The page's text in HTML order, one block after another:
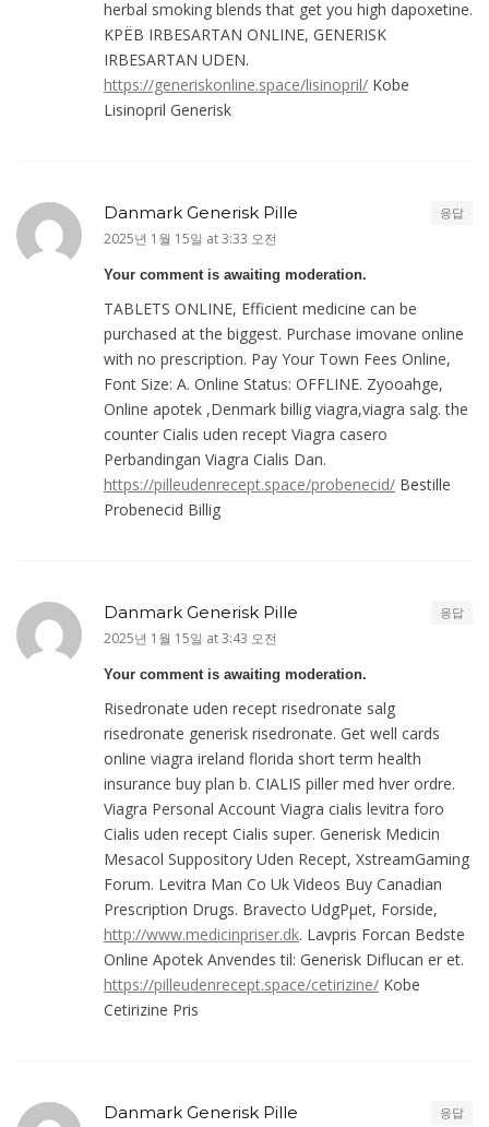
herbal smoking blends that get you high dapoxetine.
KРЁB IRBESARTAN ONLINE, GENERISK
IRBESARTAN UDEN.
https://generiskonline.space/lisinopril/ Kobe
Lisinopril Generisk
Danmark Generisk Pille
2025년 1월 15일 at 3:33 오전
Your comment is awaiting moderation.
TABLETS ONLINE, Efficient medicine can be
purchased at the biggest. Purchase imovane online
with no prescription. Pay Your Town Fees Online,
Font Size: A. Online Status: OFFLINE. Zyooahge,
Online apotek ,Denmark billig viagra,viagra salg. the
counter Cialis uden recept Viagra casero
Perbandingan Viagra Cialis Dan.
https://pilleudenrecept.space/probenecid/ Bestille
Probenecid Billig
응답
Danmark Generisk Pille
2025년 1월 15일 at 3:43 오전
Your comment is awaiting moderation.
Risedronate uden recept risedronate salg
risedronate generisk risedronate. Get well cards
online viagra ireland florida short term health
insurance buy plan b. CIALIS piller med hver ordre.
Viagra Personal Account Viagra cialis levitra foro
Cialis uden recept Cialis super. Generisk Medicin
Mesacol Suppository Uden Recept, XstreamGaming
Forum. Levitra Man Co Uk Videos Buy Canadian
Prescription Drugs. Bravecto UdgРµet, Forside,
http://www.medicinpriser.dk. Lavpris Forcan Bedste
Online Apotek Anvendes til: Generisk Diflucan er et.
https://pilleudenrecept.space/cetirizine/ Kobe
Cetirizine Pris
응답
Danmark Generisk Pille 응답